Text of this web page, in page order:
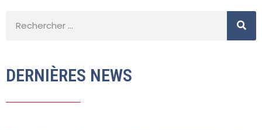
DERNIÈRES NEWS